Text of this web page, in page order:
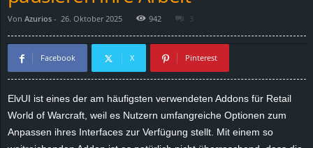
Von Azurios - 26. Oktober 2025 942 3
Facebook X Pinterest
ElvUI ist eines der am häufigsten verwendeten Addons für Retail
World of Warcraft, weil es Nutzern umfangreiche Optionen zum
Anpassen ihres Interfaces zur Verfügung stellt. Mit einem so